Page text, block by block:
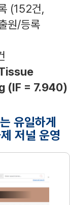
(152건,
원/등록
(IF = 7.940)
유일하게
저널 운영